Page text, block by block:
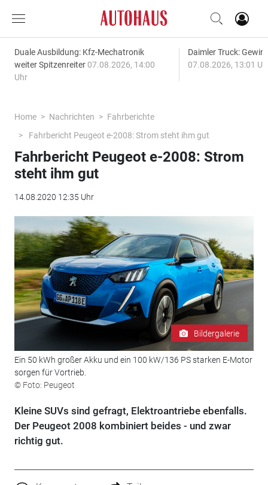
Duale Ausbildung: Kfz-Mechatronik
weiter Spitzenreiter 07.08.2026, 14:00
Uhr
Daimler Truck:
07.08.2026, 13:01
Home Nachrichten
Fahrberichte
Fahrbericht Peugeot e-2008: Strom steht ihm gut
Fahrbericht Peugeot e-2008: Strom
steht ihm gut
14.08.2020 12:35 Uhr
Bildergalerie
Ein 50 kWh großer Akku und ein 100 kW/136 PS starken E-Motor
sorgen für Vortrieb.
© Foto: Peugeot
Kleine SUVs sind gefragt, Elektroantriebe ebenfalls.
Der Peugeot 2008 kombiniert beides - und zwar
richtig gut.